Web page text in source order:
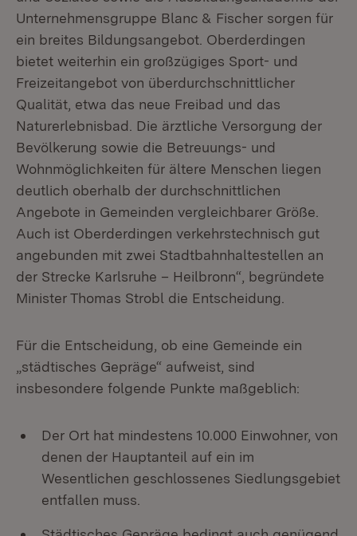
Unternehmensgruppe Blanc & Fischer sorgen für
ein breites Bildungsangebot. Oberderdingen
bietet weiterhin ein großzügiges Sport- und
Freizeitangebot von überdurchschnittlicher
Qualität, etwa das neue Freibad und das
Naturerlebnisbad. Die ärztliche Versorgung der
Bevölkerung sowie die Betreuungs- und
Wohnmöglichkeiten für ältere Menschen liegen
deutlich oberhalb der durchschnittlichen
Angebote in Gemeinden vergleichbarer Größe.
Auch ist Oberderdingen verkehrstechnisch gut
angebunden mit zwei Stadtbahnhaltestellen an
der Strecke Karlsruhe – Heilbronn“, begründete
Minister Thomas Strobl die Entscheidung.
Für die Entscheidung, ob eine Gemeinde ein
„städtisches Gepräge“ aufweist, sind
insbesondere folgende Punkte maßgeblich:
Der Ort hat mindestens 10.000 Einwohner, von
denen der Hauptanteil auf ein im
Wesentlichen geschlossenes Siedlungsgebiet
entfallen muss.